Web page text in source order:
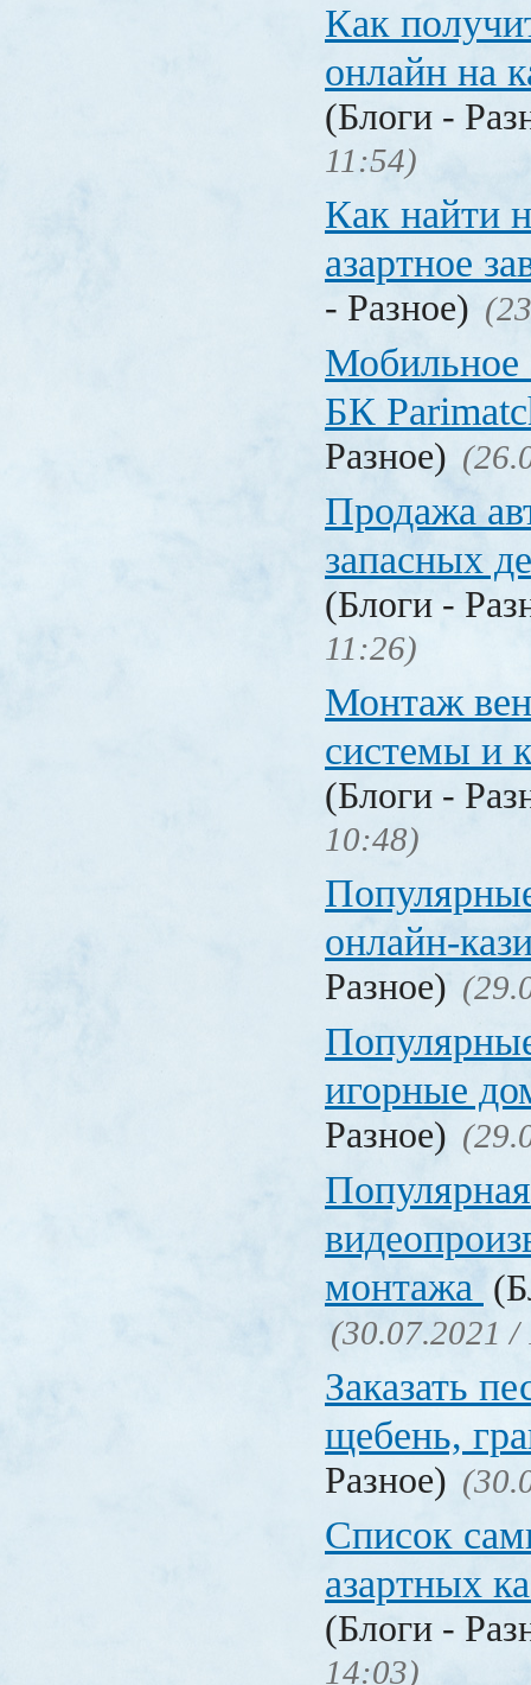
Как
онлайн на
(Блоги -
11:54)
Как найти
азартное
- Разное)
Мобильное
БК
Разное)
Продажа
запасных
(Блоги -
11:26)
Монтаж
системы и
(Блоги -
10:48)
онлайн-
Разное)
игорные
Разное)
монтажа
(30.07.2021 /
Заказать
щебень,
Разное)
Список
азартных
(Блоги -
14:03)